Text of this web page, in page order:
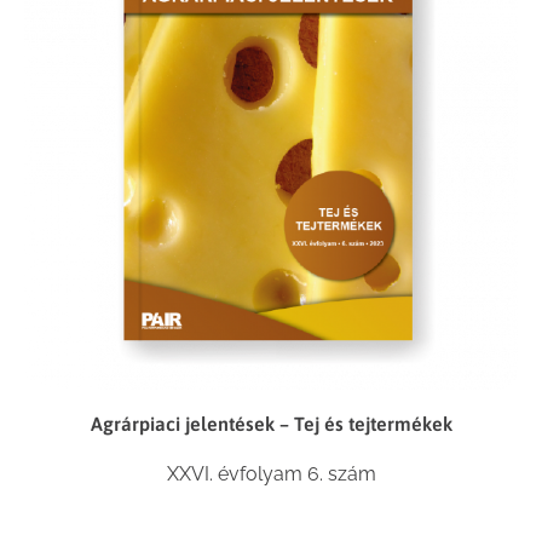
Agrárpiaci jelentések – Tej és tejtermékek
XXVI. évfolyam 6. szám